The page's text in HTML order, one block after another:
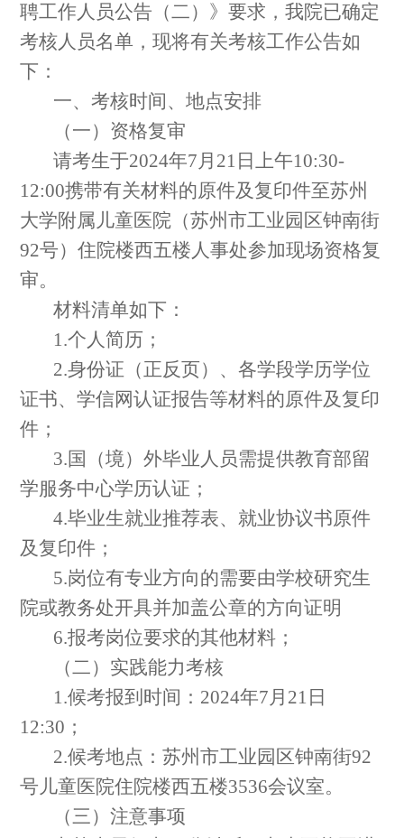
聘工作人员公告（二）》要求，我院已确定
考核人员名单，现将有关考核工作公告如
下：
一、考核时间、地点安排
（一）资格复审
请考生于2024年7月 21 日上午10:30-
12:00携带有关材料的原件及复印件至苏州
大学附属儿童医院 （苏州市工业园区钟南街
92号）住院楼西五楼人事处参加现场资格复
审。
材料清单如下：
1.个人简历；
2.身份证 （正反页） 、各学段学历学位
证书、学信网认证报告等材料的原件及复印
件；
3.国（境）外毕业人员需提供教育部留
学服务中心学历认证；
4.毕业生就业推荐表、就业协议书原件
及复印件；
5.岗位有专业方向的需要由学校研究生
院或教务处开具并加盖公章的方向证明
6.报考岗位要求的其他材料；
（二） 实践能力考核
1.候考报到 时间： 2024年7月 21 日
12:30 ；
2.候考地点：苏州市工业园区钟南街92
号儿童医院住院楼西五楼3536会议室。
（三）注意事项